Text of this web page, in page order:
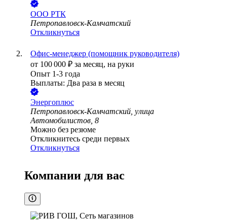
ООО РТК
Петропавловск-Камчатский
Откликнуться
Офис-менеджер (помощник руководителя)
от 100 000 ₽ за месяц, на руки
Опыт 1-3 года
Выплаты: Два раза в месяц
Энергоплюс
Петропавловск-Камчатский, улица
Автомобилистов, 8
Можно без резюме
Откликнитесь среди первых
Откликнуться
Компании для вас